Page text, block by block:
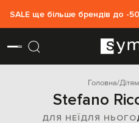
SALE ще більше брендів до -
Головна Дітям
Stefano
ДЛЯ НЕЇДЛЯ НЬОГО